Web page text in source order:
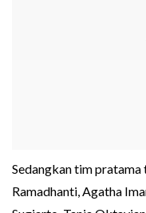
Sedangkan tim
Ramadhanti, Agatha